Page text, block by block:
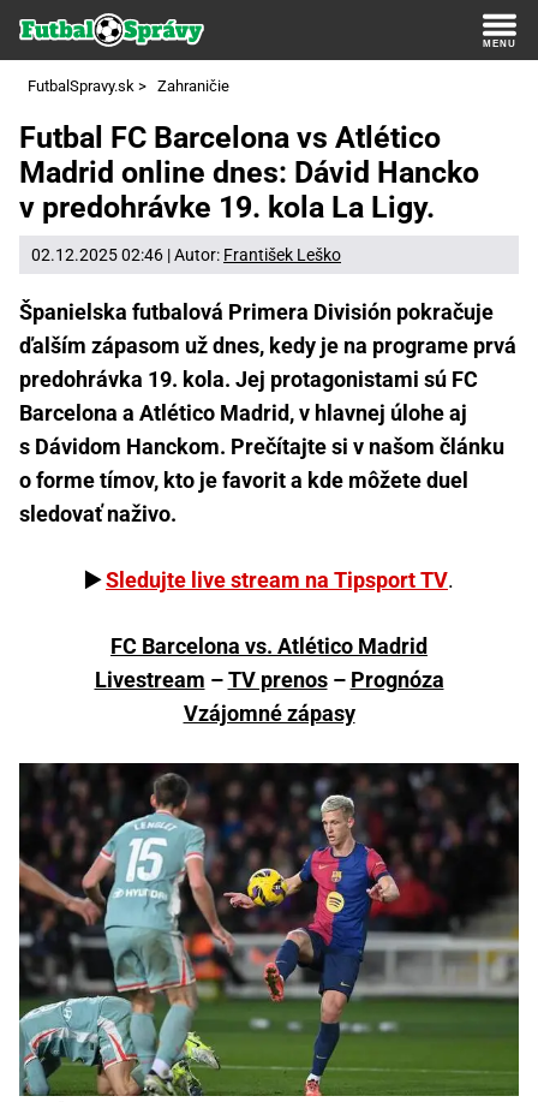
FutbalSpravy.sk > Zahraničie
Futbal FC Barcelona vs Atlético
Madrid online dnes: Dávid Hancko
v predohrávke 19. kola La Ligy.
02.12.2025 02:46 | Autor: František Leško
Španielska futbalová Primera División pokračuje
ďalším zápasom už dnes, kedy je na programe prvá
predohrávka 19. kola. Jej protagonistami sú FC
Barcelona a Atlético Madrid, v hlavnej úlohe aj
s Dávidom Hanckom. Prečítajte si v našom článku
o forme tímov, kto je favorit a kde môžete duel
sledovať naživo.
▶️Sledujte live stream na Tipsport TV.
FC Barcelona vs. Atlético Madrid
Livestream –TV prenos– Prognóza
Vzájomné zápasy